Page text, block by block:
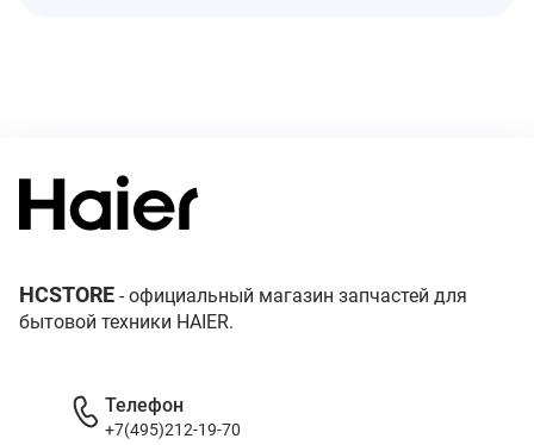
HCSTORE - официальный магазин запчастей для
бытовой техники HAIER.
Телефон
+7(495)212-19-70